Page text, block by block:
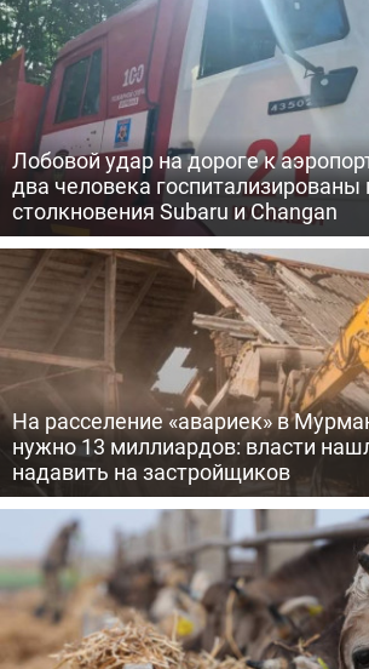
Лобовой удар на дороге к
два человека госпитализированы
столкновения Subaru и Changan
На расселение «авариек» в
нужно 13 миллиардов: власти
надавить на застройщиков